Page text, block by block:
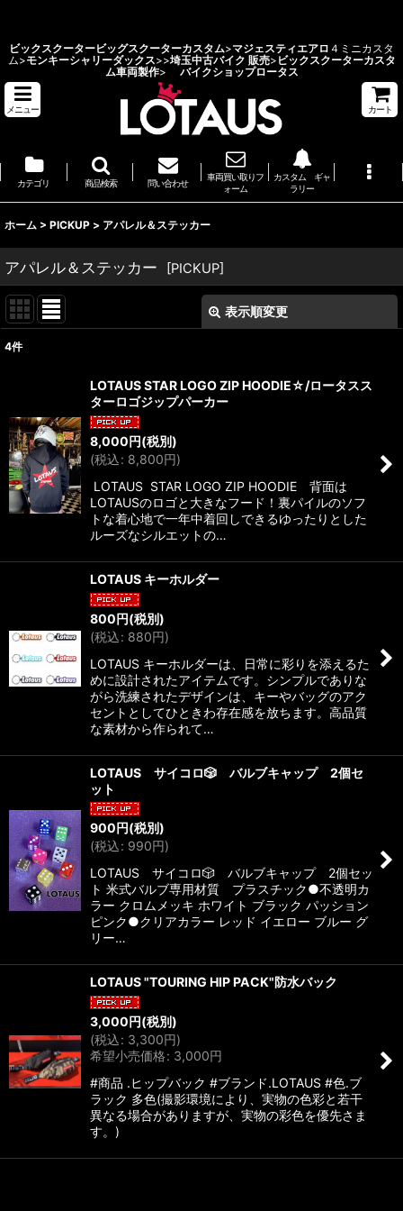
ビックスクータービッグスクーターカスタム>マジェスティエアロ ４ミニカスタ
ム>モンキーシャリーダックス>>埼玉中古バイク 販売> ビックスクーターカスタ
ム車両製作> バイクショップロータス
メニュー カート
カテゴリ 商品検索 問い合わせ
車両買い取りフ
ォーム
カスタム ギャ
ラリー
ホーム > PICKUP > アパレル＆ステッカー
アパレル＆ステッカー PICKUP
表示順変更
絞り込む
4件
LOTAUS STAR LOGO ZIP HOODIE☆/ロータスス
ターロゴジップパーカー
8,000円(税別)
(税込: 8,800円)
LOTAUS STAR LOGO ZIP HOODIE 背面は
LOTAUSのロゴと大きなフード！裏パイルのソフ
トな着心地で一年中着回しできるゆったりとした
ルーズなシルエットの…
LOTAUS キーホルダー
800円(税別)
(税込: 880円)
LOTAUS キーホルダーは、日常に彩りを添えるた
めに設計されたアイテムです。シンプルでありな
がら洗練されたデザインは、キーやバッグのアク
セントとしてひときわ存在感を放ちます。高品質
な素材から作られて…
LOTAUS サイコロ🎲 バルブキャップ 2個セ
ット
900円(税別)
(税込: 990円)
LOTAUS サイコロ🎲 バルブキャップ 2個セッ
ト 米式バルブ専用材質 プラスチック●不透明カ
ラー クロムメッキ ホワイト ブラック パッション
ピンク●クリアカラー レッド イエロー ブルー グ
リー…
LOTAUS "TOURING HIP PACK"防水バック
3,000円(税別)
(税込: 3,300円)
希望小売価格: 3,000円
#商品 .ヒップバック #ブランド.LOTAUS #色.ブ
ラック 多色(撮影環境により、実物の色彩と若干
異なる場合がありますが、実物の彩色を優先さま
す。)